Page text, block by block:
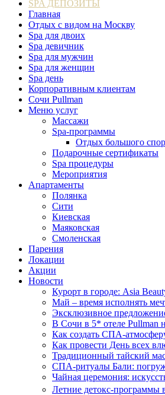
SPA ДЕПОЗИТЫ
Главная
Отдых с видом на Москву
Spa для двоих
Spa девичник
Spa для мужчин
Spa для женщин
Spa день
Корпоративным клиентам
Сочи Pullman
Меню услуг
Массажи
Spa-программы
Отдых большого
Подарочные сертификаты
Spa процедуры
Мероприятия
Апартаменты
Полянка
Сити
Киевская
Маяковская
Смоленская
Парения
Локации
Акции
Новости
Курорт в городе: Asia
Май – время исполнять
Эксклюзивное
В Сочи в 5* отеле Pullman
Как создать СПА-
Как провести День всех
Традиционный тайский
СПА-ритуалы Бали:
Чайная церемония:
Летние детокс-программы